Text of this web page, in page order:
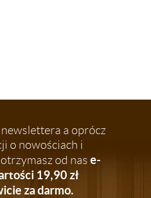
a oprócz
o nowościach i
od nas e-
19,90 zł
za darmo.